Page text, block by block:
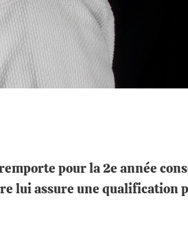
pour la 2e année
lui assure une qualification